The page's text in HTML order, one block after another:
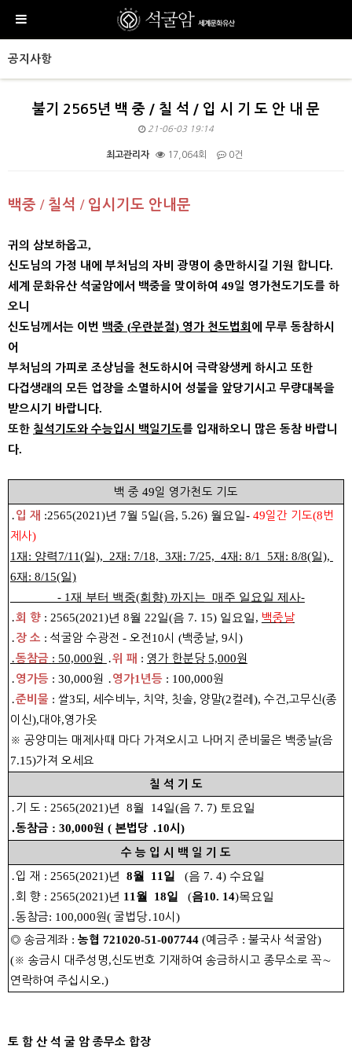
공지사항
불기 2565년 백 중 / 칠 석 / 입 시 기 도 안 내 문
21-06-03 19:14
최고관리자 17,064회 0건
백중 / 칠석 / 입시기도 안내문
귀의 삼보하옵고,
신도님의 가정 내에 부처님의 자비 광명이 충만하시길 기원 합니다.
세계 문화유산 석굴암에서 백중을 맞이하여 49일 영가천도기도를 하
오니
신도님께서는 이번 백중 (우란분절) 영가 천도법회 에 무루 동참하시
어
부처님의 가피로 조상님을 천도하시어 극락왕생케 하시고 또한
다겁생래의 모든 업장을 소멸하시어 성불을 앞당기시고 무량대복을
받으시기 바랍니다.
또한 칠석기도와 수능입시 백일기도를 입재하오니 많은 동참 바랍니
다.
백 중 49일 영가천도 기도
․ 입 재 :2565(2021)년 7월 5일(음, 5.26) 월요일- 49일간 기도(8 번
제사)
1재: 양력7/11(일), 2재: 7/18, 3재: 7/25, 4재: 8/1 5재: 8/8(일),
6재: 8/15(일)
- 1재 부터 백중(회향) 까지는 매주 일요일 제사-
․회 향 : 2565(2021)년 8월 22일(음 7. 15) 일요일, 백중날
․ 장 소 : 석굴암 수광전 - 오전 10시 (백중날, 9시 )
․동참금 : 50,000원 ․위 패 : 영가 한분당 5,000원
․ 영가등 : 30,000원 ․ 영가1 년등 : 100,000원
․준비물 : 쌀3되 , 세수비누, 치약, 칫솔, 양말(2컬레 ), 수건 ,고무신(종
이신),대야,영가옷
※ 공양미는 매제사때 마다 가져오시고 나머지 준비물은 백중날(음
7.15)가져 오세요
칠 석 기 도
․ 기 도 : 2565(2021)년 8월 14일(음 7. 7) 토요일
․동참금 : 30,000원 ( 본법당 ․10시 )
수 능 입 시 백 일 기 도
․ 입 재 : 2565(2021)년 8월 11일 (음 7. 4) 수요일
․회 향 : 2565(2021)년 11월 18일 (음10. 14)목요일
․동참금: 100,000원( 굴법당․ 10시 )
◎ 송금계좌 : 농협 721020-51-007744 (예금주 : 불국사 석굴암)
(※ 송금시 대주성명 ,신도번호 기재하여 송금하시고 종무소로 꼭∼
연락하여 주십시오.)
토 함 산 석 굴 암 종무소 합장